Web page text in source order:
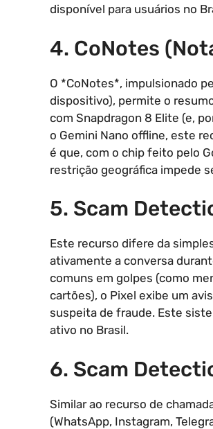
disponível para usuários no
4. CoNotes
O *CoNotes*, impulsionado
dispositivo), permite o
com Snapdragon 8 Elite (e,
o Gemini Nano offline, este
é que, com o chip feito pelo
restrição geográfica impede
5. Scam
Este recurso difere da
ativamente a conversa
comuns em golpes (como
cartões), o Pixel exibe um
suspeita de fraude. Este
ativo no Brasil.
6. Scam
Similar ao recurso de
(WhatsApp, Instagram,